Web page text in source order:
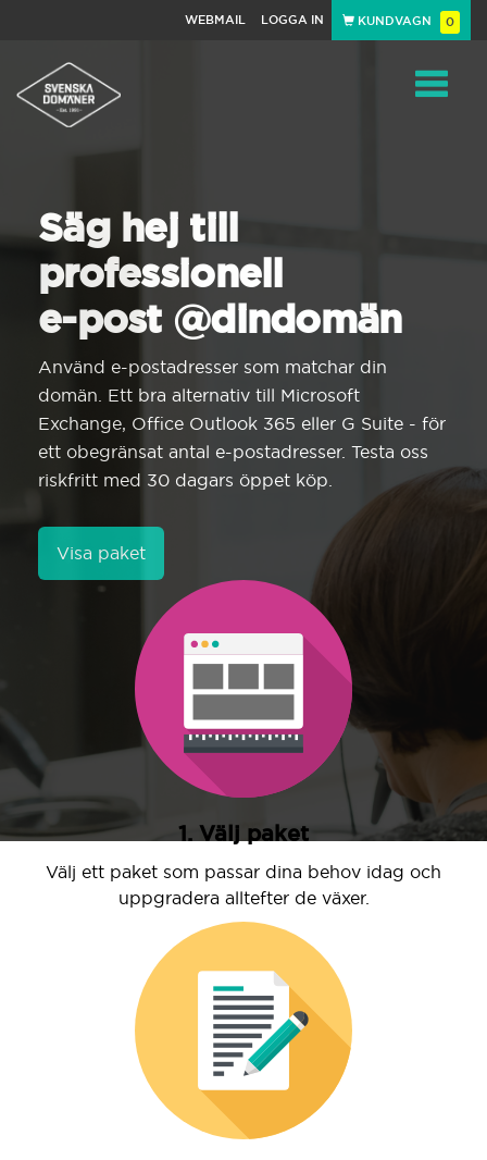
WEBMAIL LOGGA IN KUNDVAGN 0
Säg hej till
professionell
e-post @dindomän
Använd e-postadresser som matchar din
domän. Ett bra alternativ till Microsoft
Exchange, Office Outlook 365 eller G Suite - för
ett obegränsat antal e-postadresser. Testa oss
riskfritt med 30 dagars öppet köp.
Visa paket
1. Välj paket
Välj ett paket som passar dina behov idag och
uppgradera alltefter de växer.